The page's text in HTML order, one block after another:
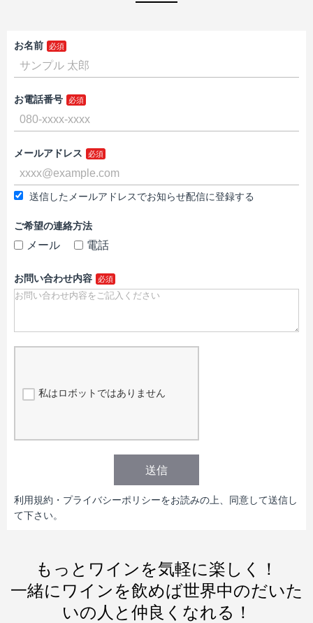
お名前
お電話番号
メールアドレス
送信したメールアドレスでお知らせ配信に登録する
ご希望の連絡方法
メール 電話
お問い合わせ内容
私はロボットではありません
送信
利用規約・プライバシーポリシーをお読みの上、同意して送信し
て下さい。
もっとワインを気軽に楽しく！
一緒にワインを飲めば世界中のだいた
いの人と仲良くなれる！